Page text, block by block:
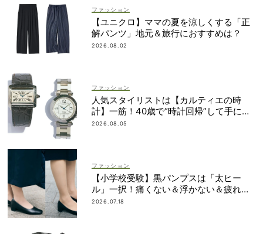
ファッション
【ユニクロ】ママの夏を涼しくする「正
解パンツ」地元＆旅行におすすめは？
2026.08.02
ファッション
人気スタイリストは【カルティエの時
計】一筋！40歳で“時計回帰”して手に入
れた名品は？
2026.08.05
ファッション
【小学校受験】黒パンプスは「太ヒー
ル」一択！痛くない＆浮かない＆疲れな
い先輩ママたちのベストバイ4選
2026.07.18